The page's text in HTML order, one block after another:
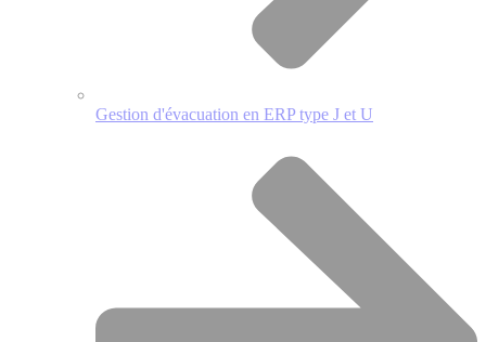
Gestion d'évacuation en ERP type J et U